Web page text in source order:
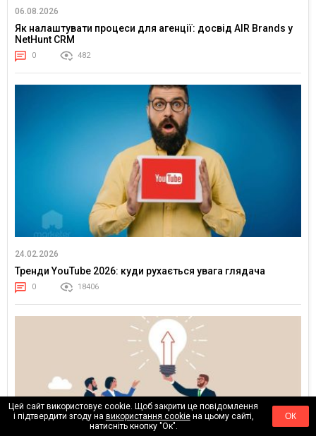
06.08.2026
Як налаштувати процеси для агенції: досвід AIR Brands у
NetHunt CRM
0 482
24.02.2026
Тренди YouTube 2026: куди рухається увага глядача
0 18406
Цей сайт використовує cookie. Щоб закрити це повідомлення
і підтвердити згоду на використання cookieна цьому сайті,
натисніть кнопку "Ок".
ОК